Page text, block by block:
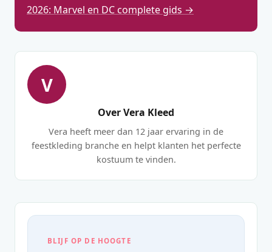
2026: Marvel en DC complete gids →
V
Over Vera Kleed
Vera heeft meer dan 12 jaar ervaring in de
feestkleding branche en helpt klanten het perfecte
kostuum te vinden.
BLIJF OP DE HOOGTE